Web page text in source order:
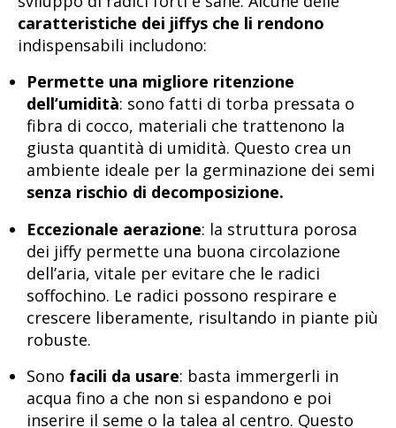
caratteristiche dei jiffys che li rendono
indispensabili includono:
Permette una migliore ritenzione
dell’umidità: sono fatti di torba pressata o
fibra di cocco, materiali che trattenono la
giusta quantità di umidità. Questo crea un
ambiente ideale per la germinazione dei semi
senza rischio di decomposizione.
Eccezionale aerazione: la struttura porosa
dei jiffy permette una buona circolazione
dell’aria, vitale per evitare che le radici
soffochino. Le radici possono respirare e
crescere liberamente, risultando in piante più
robuste.
Sono facili da usare: basta immergerli in
acqua fino a che non si espandono e poi
inserire il seme o la talea al centro. Questo